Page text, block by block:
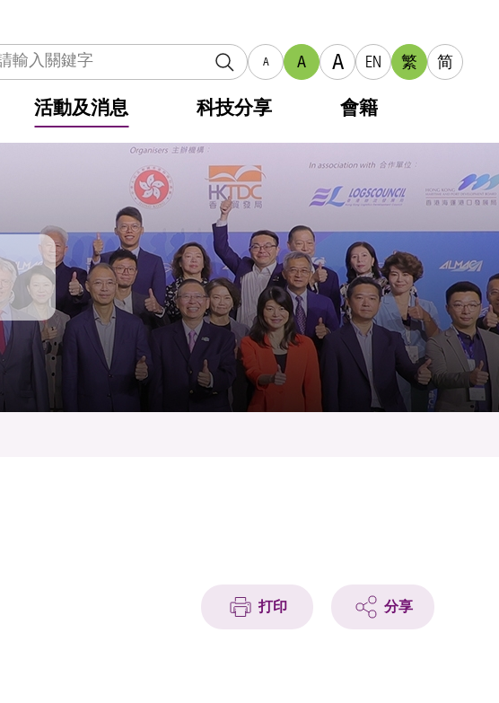
A A A EN 繁 简
活動及消息 科技分享 會籍
打印 分享